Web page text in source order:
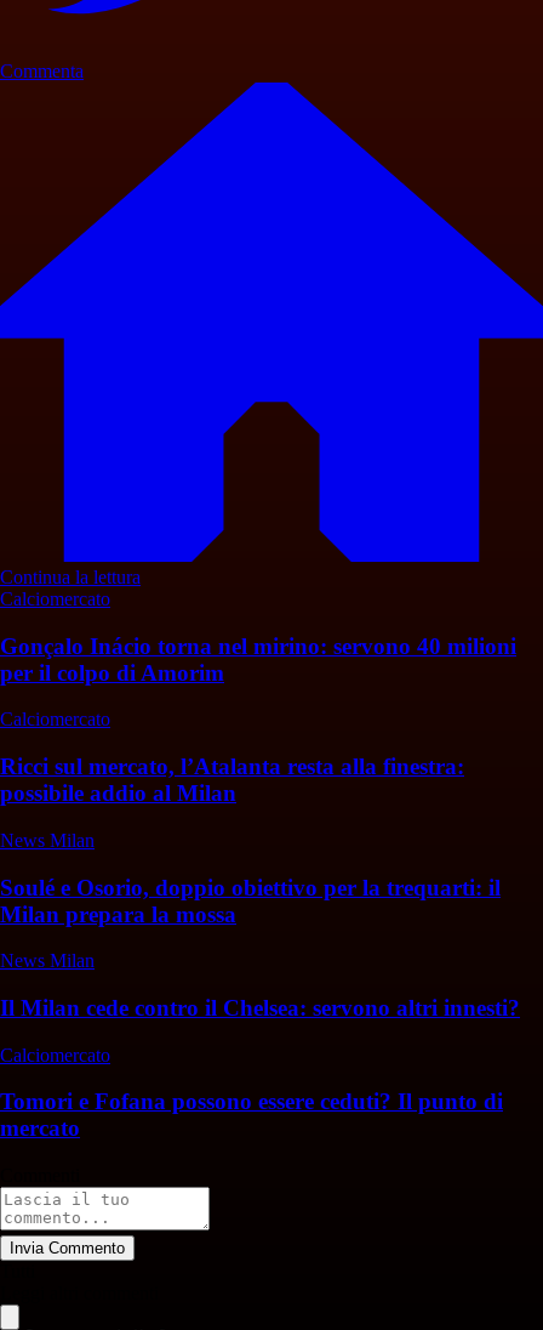
Commenta
Continua la lettura
Calciomercato
Gonçalo Inácio torna nel mirino: servono 40 milioni
per il colpo di Amorim
Calciomercato
Ricci sul mercato, l’Atalanta resta alla finestra:
possibile addio al Milan
News Milan
Soulé e Osorio, doppio obiettivo per la trequarti: il
Milan prepara la mossa
News Milan
Il Milan cede contro il Chelsea: servono altri innesti?
Calciomercato
Tomori e Fofana possono essere ceduti? Il punto di
mercato
Invia Commento